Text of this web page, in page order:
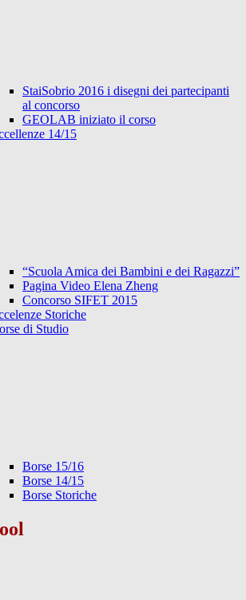
StaiSobrio 2016 i disegni dei partecipanti
al concorso
GEOLAB iniziato il corso
14/15
“Scuola Amica dei Bambini e dei Ragazzi”
Pagina Video Elena Zheng
Concorso SIFET 2015
Storiche
di Studio
Borse 15/16
Borse 14/15
Borse Storiche